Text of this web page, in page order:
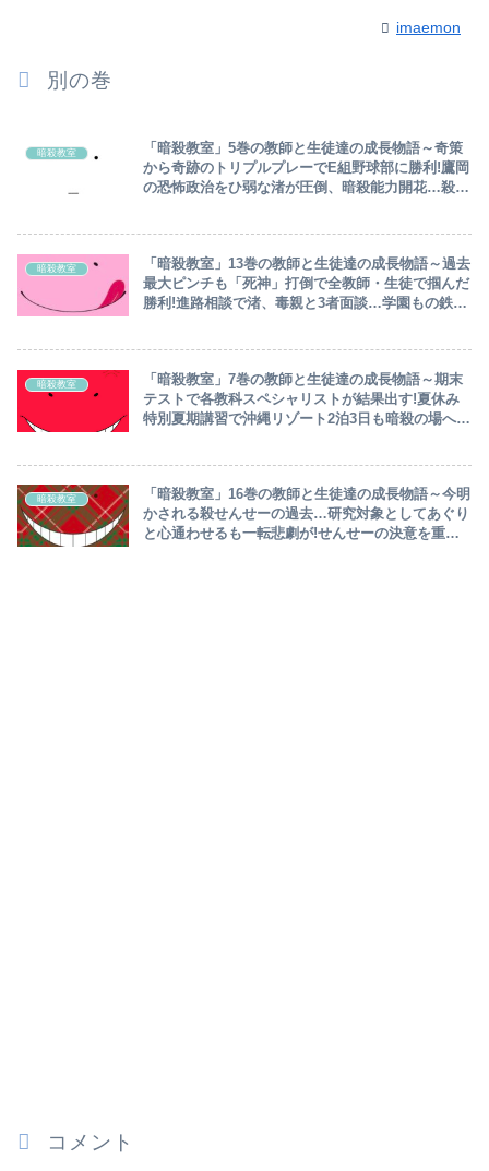
imaemon
別の巻
暗殺教室
「暗殺教室」5巻の教師と生徒達の成長物語～奇策
から奇跡のトリプルプレーでE組野球部に勝利!鷹岡
の恐怖政治をひ弱な渚が圧倒、暗殺能力開花…殺せ
暗殺教室
「暗殺教室」13巻の教師と生徒達の成長物語～過去
最大ピンチも「死神」打倒で全教師・生徒で掴んだ
勝利!進路相談で渚、毒親と3者面談…学園もの鉄板
暗殺教室
「暗殺教室」7巻の教師と生徒達の成長物語～期末
テストで各教科スペシャリストが結果出す!夏休み
特別夏期講習で沖縄リゾート2泊3日も暗殺の場へ…
暗殺教室
「暗殺教室」16巻の教師と生徒達の成長物語～今明
かされる殺せんせーの過去…研究対象としてあぐり
と心通わせるも一転悲劇が!せんせーの決意を重く
コメント